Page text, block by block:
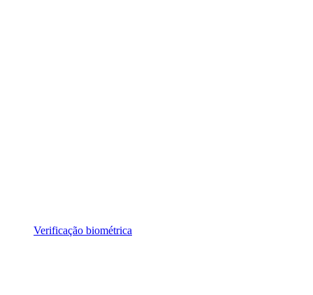
Verificação biométrica